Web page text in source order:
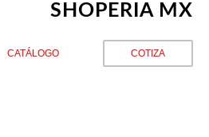
SHOPERIA MX
COTIZA
CATÁLOGO